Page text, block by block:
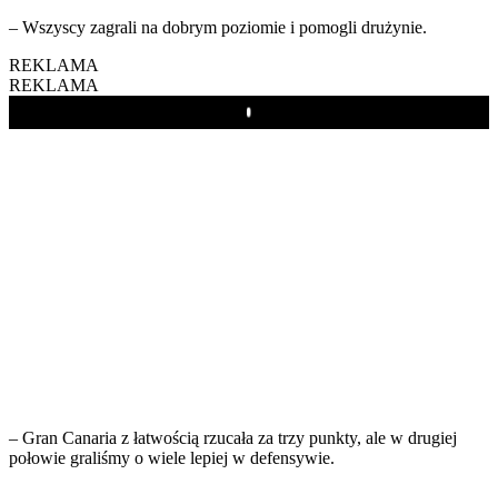
– Wszyscy zagrali na dobrym poziomie i pomogli drużynie.
REKLAMA
REKLAMA
Play
– Gran Canaria z łatwością rzucała za trzy punkty, ale w drugiej
połowie graliśmy o wiele lepiej w defensywie.